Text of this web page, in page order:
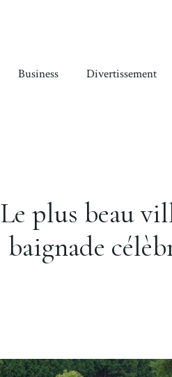
Business Divertissement
Le plus beau
baignade